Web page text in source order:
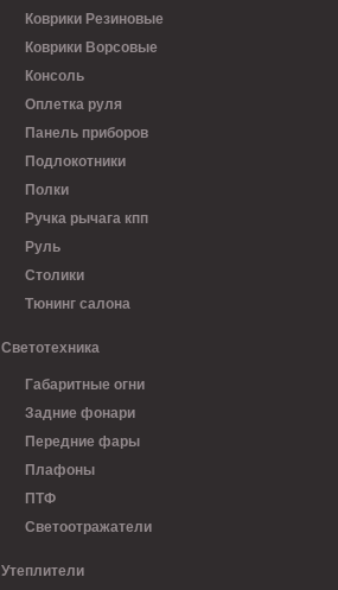
Коврики Резиновые
Коврики Ворсовые
Консоль
Оплетка руля
Панель приборов
Подлокотники
Полки
Ручка рычага кпп
Руль
Столики
Тюнинг салона
Светотехника
Габаритные огни
Задние фонари
Передние фары
Плафоны
ПТФ
Светоотражатели
Утеплители